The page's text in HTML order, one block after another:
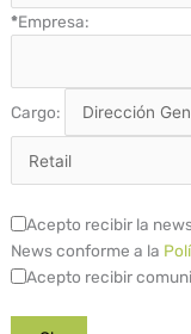
*Empresa:
Cargo:
Acepto recibir la
News conforme a la
Acepto recibir